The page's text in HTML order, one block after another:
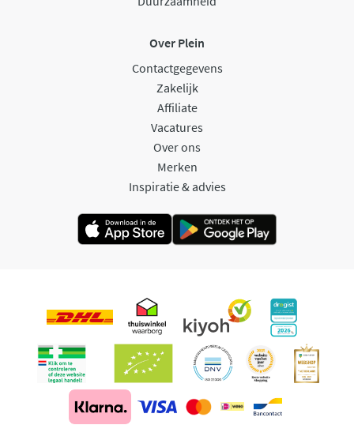
Over Plein
Contactgegevens
Zakelijk
Affiliate
Vacatures
Over ons
Merken
Inspiratie & advies